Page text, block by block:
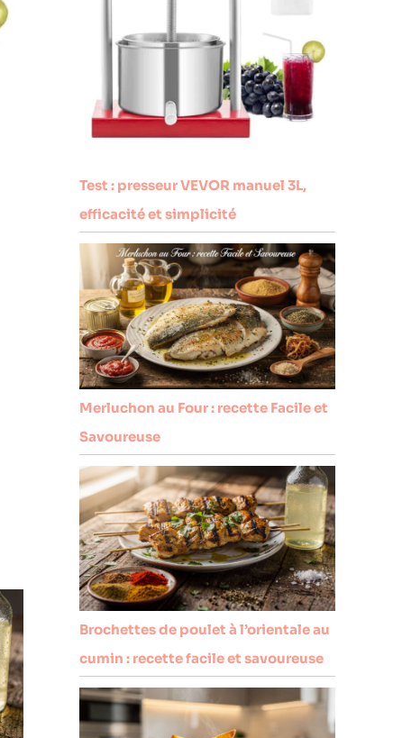
Test : presseur VEVOR manuel 3L,
efficacité et simplicité
Merluchon au Four : recette Facile et
Savoureuse
Brochettes de poulet à l’orientale au
cumin : recette facile et savoureuse